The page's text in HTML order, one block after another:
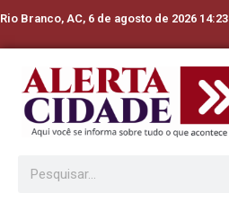
Rio Branco, AC, 6 de agosto de 2026 14:23